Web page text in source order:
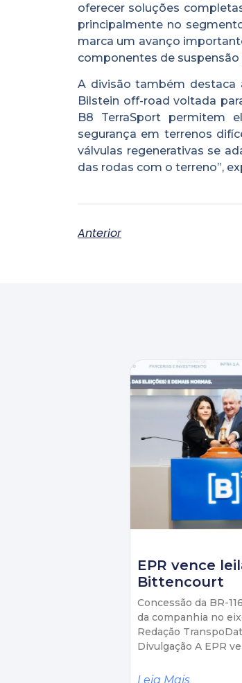
oferecer soluções
principalmente no
marca um avanço
componentes de suspensão
A divisão também destaca
Bilstein off-road voltada
B8 TerraSport permitem
segurança em terrenos
válvulas regenerativas se
das rodas com o terreno”,
Anterior
EPR vence
Bittencourt
Concessão da BR-
da companhia no
Redação
Divulgação A EPR
Leia Mais